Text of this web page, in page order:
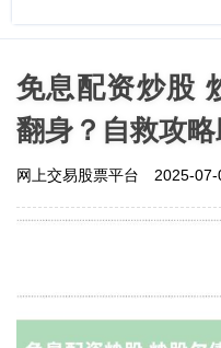
免息配资炒股
翻身？自救攻
网上交易股票平台 2025-